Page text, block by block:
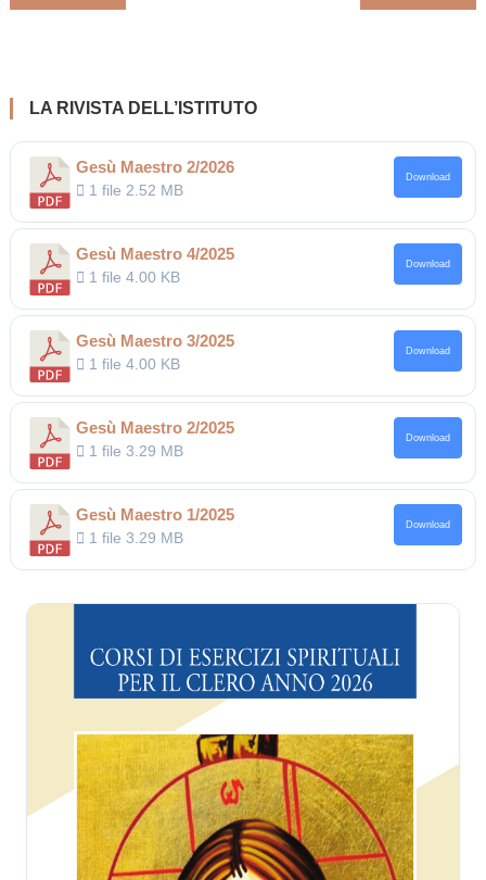
LA RIVISTA DELL’ISTITUTO
Gesù Maestro 2/2026
1 file 2.52 MB
Download
Gesù Maestro 4/2025
1 file4.00 KB
Download
Gesù Maestro 3/2025
1 file4.00 KB
Download
Gesù Maestro 2/2025
1 file3.29 MB
Download
Gesù Maestro 1/2025
1 file3.29 MB
Download